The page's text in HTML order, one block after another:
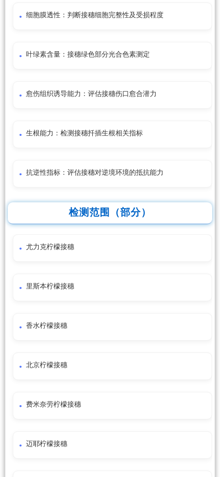
细胞膜透性：判断接穗细胞完整性及受损程度
叶绿素含量：接穗绿色部分光合色素测定
愈伤组织诱导能力：评估接穗伤口愈合潜力
生根能力：检测接穗扦插生根相关指标
抗逆性指标：评估接穗对逆境环境的抵抗能力
检测范围（部分）
尤力克柠檬接穗
里斯本柠檬接穗
香水柠檬接穗
北京柠檬接穗
费米奈劳柠檬接穗
迈耶柠檬接穗